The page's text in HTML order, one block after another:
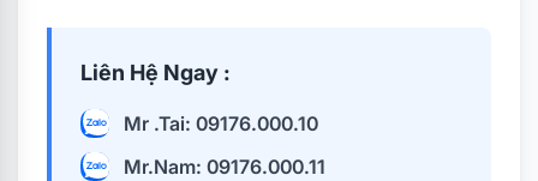
Liên Hệ Ngay :
Mr .Tai: 09176.000.10
Mr.Nam: 09176.000.11